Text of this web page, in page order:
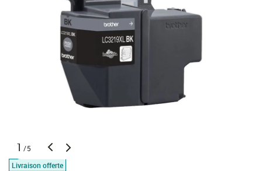
1 /5
Livraison offerte